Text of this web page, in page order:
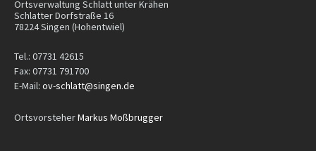
Ortsverwaltung Schlatt unter Krähen
Schlatter Dorfstraße 16
78224Singen (Hohentwiel)
Tel.: 07731 42615
Fax: 07731 791700
E-Mail: ov-schlatt@singen.de
OrtsvorsteherMarkus Moßbrugger